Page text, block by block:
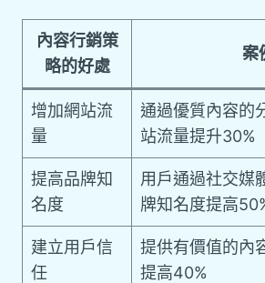
內容行銷策
略的好處
案
增加網站流
量
通過優質內容的
站流量提升30%
提高品牌知
名度
用戶通過社交媒
牌知名度提高
建立用戶信
任
提供有價值的內
提高40%